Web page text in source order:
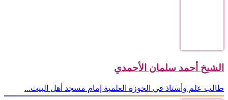
الشيخ أحمد سلمان الأحمدي
طالب علم وأستاذ في الحوزة العلمية إمام مسجد أهل البيت...